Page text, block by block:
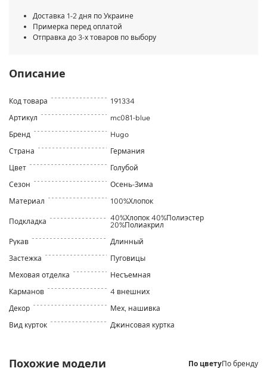
Доставка 1-2 дня по Украине
Примерка перед оплатой
Отправка до 3-х товаров по выбору
Описание
Код товара
191334
Артикул
mc081-blue
Бренд
Hugo
Страна
Германия
Цвет
Голубой
Сезон
Осень-Зима
Материал
100%Хлопок
Подкладка
40%Хлопок 40%Полиэстер
20%Полиакрил
Рукав
Длинный
Застежка
Пуговицы
Меховая отделка
Несъемная
Карманов
4 внешних
Декор
Мех, нашивка
Вид курток
Джинсовая куртка
Похожие модели По цветуПо бренду